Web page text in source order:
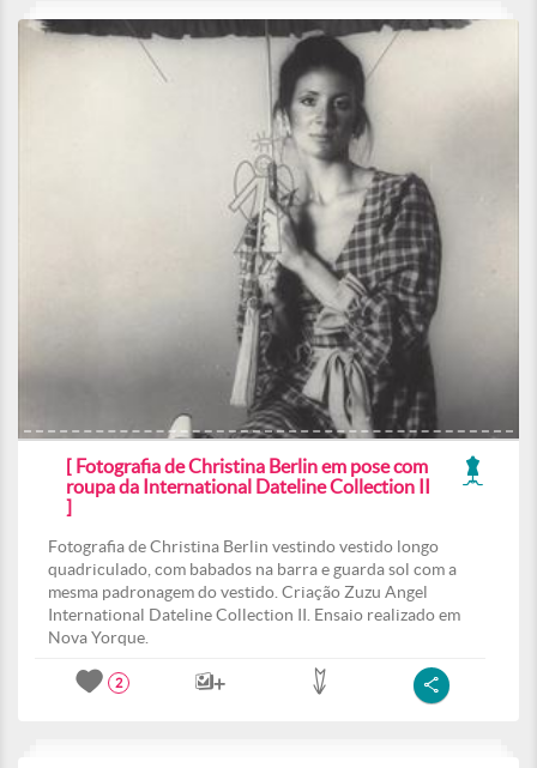
[ Fotografia de Christina Berlin em pose com
roupa da International Dateline Collection II
]
Fotografia de Christina Berlin vestindo vestido longo
quadriculado, com babados na barra e guarda sol com a
mesma padronagem do vestido. Criação Zuzu Angel
International Dateline Collection II. Ensaio realizado em
Nova Yorque.
2